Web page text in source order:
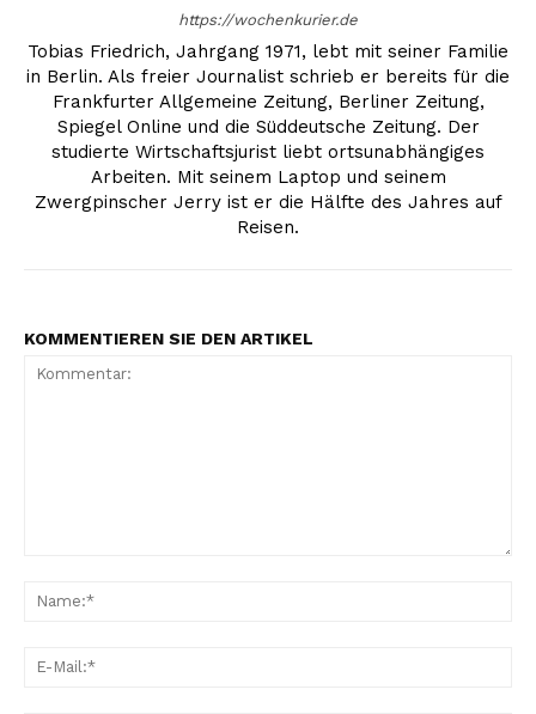
https://wochenkurier.de
Tobias Friedrich, Jahrgang 1971, lebt mit seiner Familie
in Berlin. Als freier Journalist schrieb er bereits für die
Frankfurter Allgemeine Zeitung, Berliner Zeitung,
Spiegel Online und die Süddeutsche Zeitung. Der
studierte Wirtschaftsjurist liebt ortsunabhängiges
Arbeiten. Mit seinem Laptop und seinem
Zwergpinscher Jerry ist er die Hälfte des Jahres auf
Reisen.
KOMMENTIEREN SIE DEN ARTIKEL